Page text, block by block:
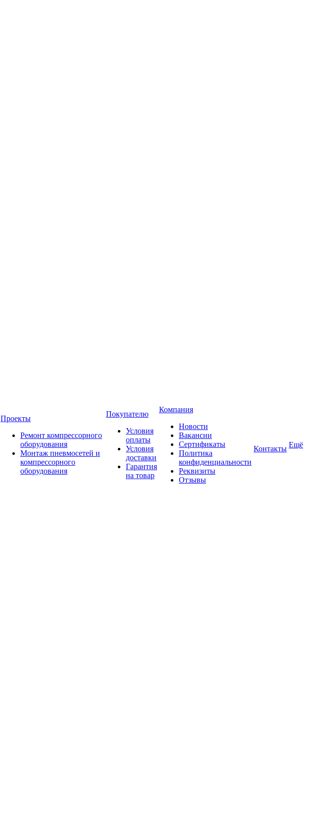
Проекты
Ремонт компрессорного
оборудования
Монтаж пневмосетей и
компрессорного
оборудования
Покупателю
Условия
оплаты
Условия
доставки
Гарантия
на товар
Компания
Новости
Вакансии
Сертификаты
Политика
конфиденциальности
Реквизиты
Отзывы
Контакты Ещё